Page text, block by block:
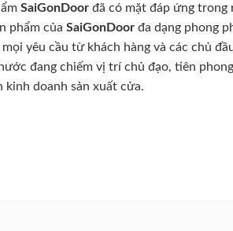
SaiGonDoor đã có mặt đáp ứng trong
phẩm của SaiGonDoor đa dạng phong
yêu cầu từ khách hàng và các chủ
đang chiếm vị trí chủ đạo, tiên
kinh doanh sản xuất cửa.